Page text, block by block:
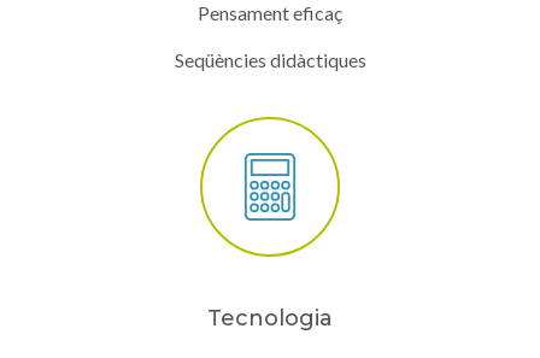
Pensament eficaç
Seqüències didàctiques
Tecnologia